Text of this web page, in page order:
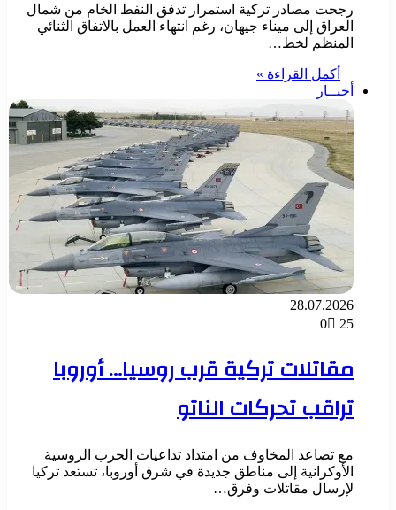
رجحت مصادر تركية استمرار تدفق النفط الخام من شمال
العراق إلى ميناء جيهان، رغم انتهاء العمل بالاتفاق الثنائي
المنظم لخط…
أكمل القراءة »
أخبــار
28.07.2026
0
25
مقاتلات تركية قرب روسيا… أوروبا
تراقب تحركات الناتو
مع تصاعد المخاوف من امتداد تداعيات الحرب الروسية
الأوكرانية إلى مناطق جديدة في شرق أوروبا، تستعد تركيا
لإرسال مقاتلات وفرق…